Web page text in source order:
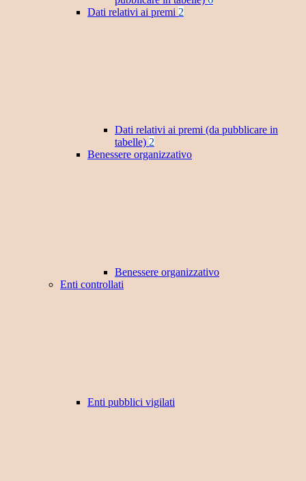
Dati relativi ai premi 2
Dati relativi ai premi (da pubblicare in
tabelle) 2
Benessere organizzativo
Benessere organizzativo
Enti controllati
Enti pubblici vigilati